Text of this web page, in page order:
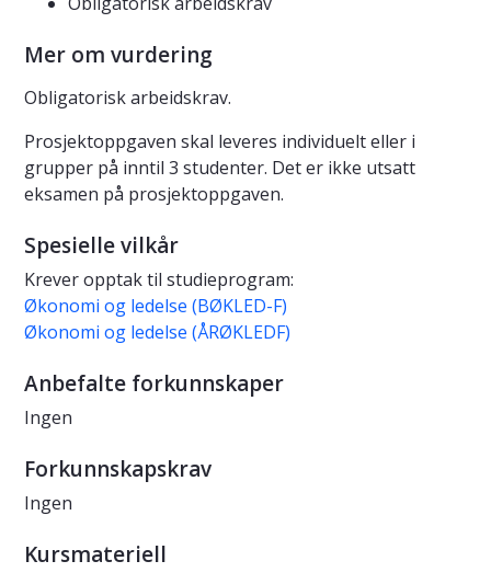
Mer om vurdering
Obligatorisk arbeidskrav.
Prosjektoppgaven skal leveres individuelt eller i
grupper på inntil 3 studenter. Det er ikke utsatt
eksamen på prosjektoppgaven.
Spesielle vilkår
Krever opptak til studieprogram:
Økonomi og ledelse (BØKLED-F)
Økonomi og ledelse (ÅRØKLEDF)
Anbefalte forkunnskaper
Ingen
Forkunnskapskrav
Ingen
Kursmateriell